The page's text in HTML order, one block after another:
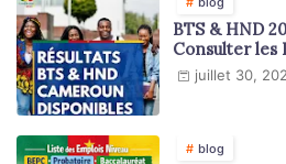
BTS & HND
Consulter les
juillet 30,
blog